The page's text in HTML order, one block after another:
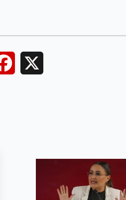
Facebook